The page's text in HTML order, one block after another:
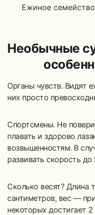
Ежиное
Необычные
Органы чувств. Видят
них просто
Спортсмены. Не
плавать и здорово
возвышенностям. В
развивать скорость
Сколько весят? Длина
сантиметров, вес —
некоторых достигает 2